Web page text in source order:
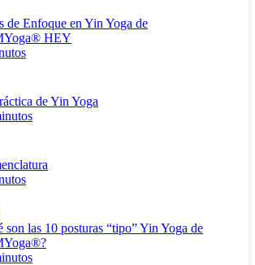
de Enfoque en Yin Yoga de
HEY
de Yin Yoga
son las 10 posturas “tipo” Yin Yoga de